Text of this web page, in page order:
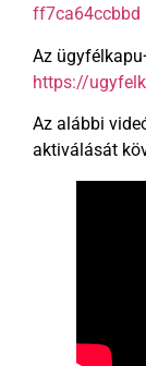
ff7ca64ccbbd
Az
https://
Az alábbi
aktiválását